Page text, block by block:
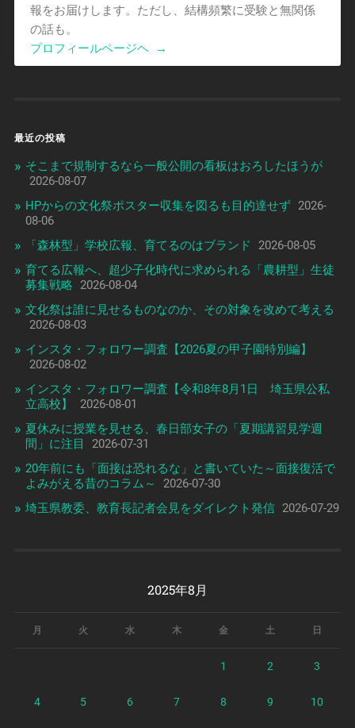
報をお届けします。ただし、結構頻繁に受験と無関係
の話も。
プロフィールページヘ
→
最近の投稿
そこまで規制するなら一般公開の看板はおろしたほうが
2026-08-07
HPからの文化祭ポスター収集を図るも目的達せず 2026-
08-06
「森林型」学校広報、育てるのはブランド
2026-08-05
育てる広報へ、超少子化時代に求められる「農耕型」生徒
募集戦略
2026-08-04
文化祭は誰に見せるものなのか、その対象を改めて考える
2026-08-03
インスタ・フォロワー調査【2026夏の甲子園特別編】
2026-08-02
インスタ・フォロワー調査【令和8年8月1日 埼玉県公私
立高校】
2026-08-01
夏休みに授業を見せる、春日部女子の「夏期講習見学週
間」に注目
2026-07-31
20年前にも「面接は恐れるな」と書いていた～面接復活で
よみがえる昔のコラム～
2026-07-30
埼玉県教委、教育長記者会見をダイレクト発信 2026-07-29
2025年8月
月 火 水 木 金 土 日
1 2 3
4 5 6 7 8 9 10